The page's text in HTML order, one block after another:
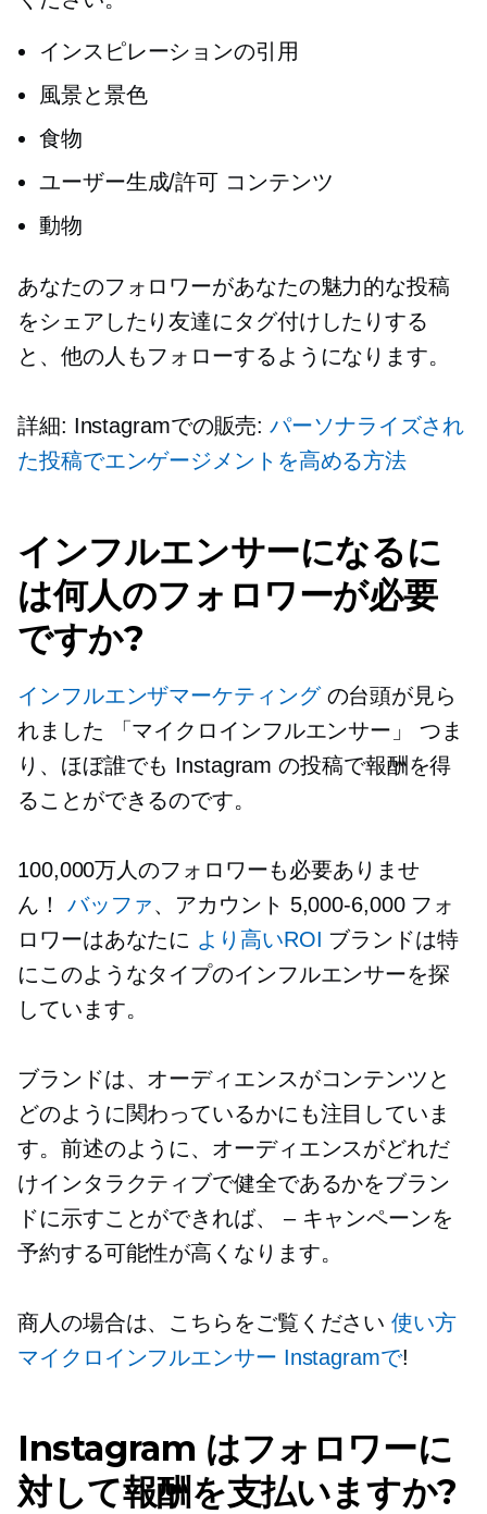
インスピレーションの引用
風景と景色
食物
ユーザー生成/許可 コンテンツ
動物
あなたのフォロワーがあなたの魅力的な投稿
をシェアしたり友達にタグ付けしたりする
と、他の人もフォローするようになります。
詳細: Instagramでの販売:パーソナライズされ
た投稿でエンゲージメントを高める方法
インフルエンサーになるに
は何人のフォロワーが必要
ですか?
インフルエンザマーケティングの台頭が見ら
れました
「マイクロインフルエンサー」
つま
り、ほぼ誰でも Instagram の投稿で報酬を得
ることができるのです。
100,000万人のフォロワーも必要ありませ
ん！ バッファ、アカウント 5,000-6,000フォ
ロワーはあなたに より高いROI ブランドは特
にこのようなタイプのインフルエンサーを探
しています。
ブランドは、オーディエンスがコンテンツと
どのように関わっているかにも注目していま
す。前述のように、オーディエンスがどれだ
けインタラクティブで健全であるかをブラン
ドに示すことができれば、 –キャンペーンを
予約する可能性が高くなります。
商人の場合は、こちらをご覧ください使い方
マイクロインフルエンサー Instagramで!
Instagram はフォロワーに
対して報酬を支払いますか?